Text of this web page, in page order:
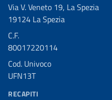
Via V. Veneto 19, La Spezia
19124 La Spezia
C.F.
80017220114
Cod. Univoco
UFN13T
RECAPITI